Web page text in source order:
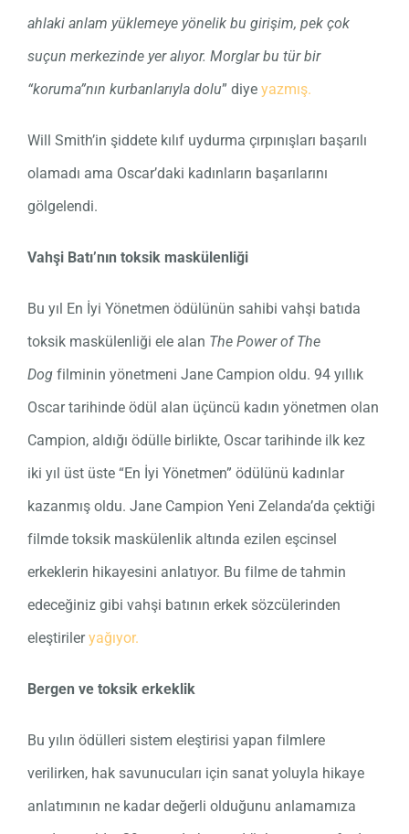
ahlaki anlam yüklemeye yönelik bu girişim, pek çok
suçun merkezinde yer alıyor. Morglar bu tür bir
“koruma”nın kurbanlarıyla dolu” diye yazmış.
Will Smith’in şiddete kılıf uydurma çırpınışları başarılı
olamadı ama Oscar’daki kadınların başarılarını
gölgelendi.
Vahşi Batı’nın toksik maskülenliği
Bu yıl En İyi Yönetmen ödülünün sahibi vahşi batıda
toksik maskülenliği ele alan The Power of The
Dog filminin yönetmeni Jane Campion oldu. 94 yıllık
Oscar tarihinde ödül alan üçüncü kadın yönetmen olan
Campion, aldığı ödülle birlikte, Oscar tarihinde ilk kez
iki yıl üst üste “En İyi Yönetmen” ödülünü kadınlar
kazanmış oldu. Jane Campion Yeni Zelanda’da çektiği
filmde toksik maskülenlik altında ezilen eşcinsel
erkeklerin hikayesini anlatıyor. Bu filme de tahmin
edeceğiniz gibi vahşi batının erkek sözcülerinden
eleştirileryağıyor.
Bergen ve toksik erkeklik
Bu yılın ödülleri sistem eleştirisi yapan filmlere
verilirken, hak savunucuları için sanat yoluyla hikaye
anlatımının ne kadar değerli olduğunu anlamamıza